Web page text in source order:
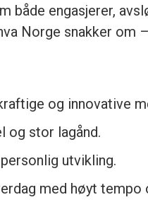
både engasjerer,
Norge snakker om
og innovative
og stor lagånd.
utvikling.
med høyt tempo